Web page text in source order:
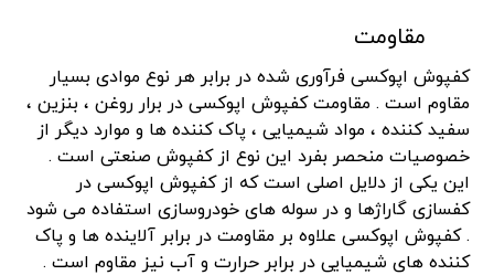
مقاومت
کفپوش اپوکسی فرآوری شده در برابر هر نوع موادی بسیار
مقاوم است . مقاومت کفپوش اپوکسی در برار روغن ، بنزین ،
سفید کننده ، مواد شیمیایی ، پاک کننده ها و موارد دیگر از
خصوصیات منحصر بفرد این نوع از کفپوش صنعتی است .
این یکی از دلایل اصلی است که از کفپوش اپوکسی در
کفسازی گاراژها و در سوله های خودروسازی استفاده می شود
. کفپوش اپوکسی علاوه بر مقاومت در برابر آلاینده ها و پاک
کننده های شیمیایی در برابر حرارت و آب نیز مقاوم است .